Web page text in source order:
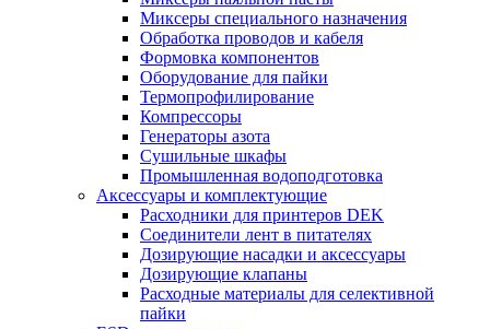
Миксеры специального назначения
Обработка проводов и кабеля
Формовка компонентов
Оборудование для пайки
Термопрофилирование
Компрессоры
Генераторы азота
Сушильные шкафы
Промышленная водоподготовка
Аксессуары и комплектующие
Расходники для принтеров DEK
Соединители лент в питателях
Дозирующие насадки и аксессуары
Дозирующие клапаны
Расходные материалы для селективной
пайки